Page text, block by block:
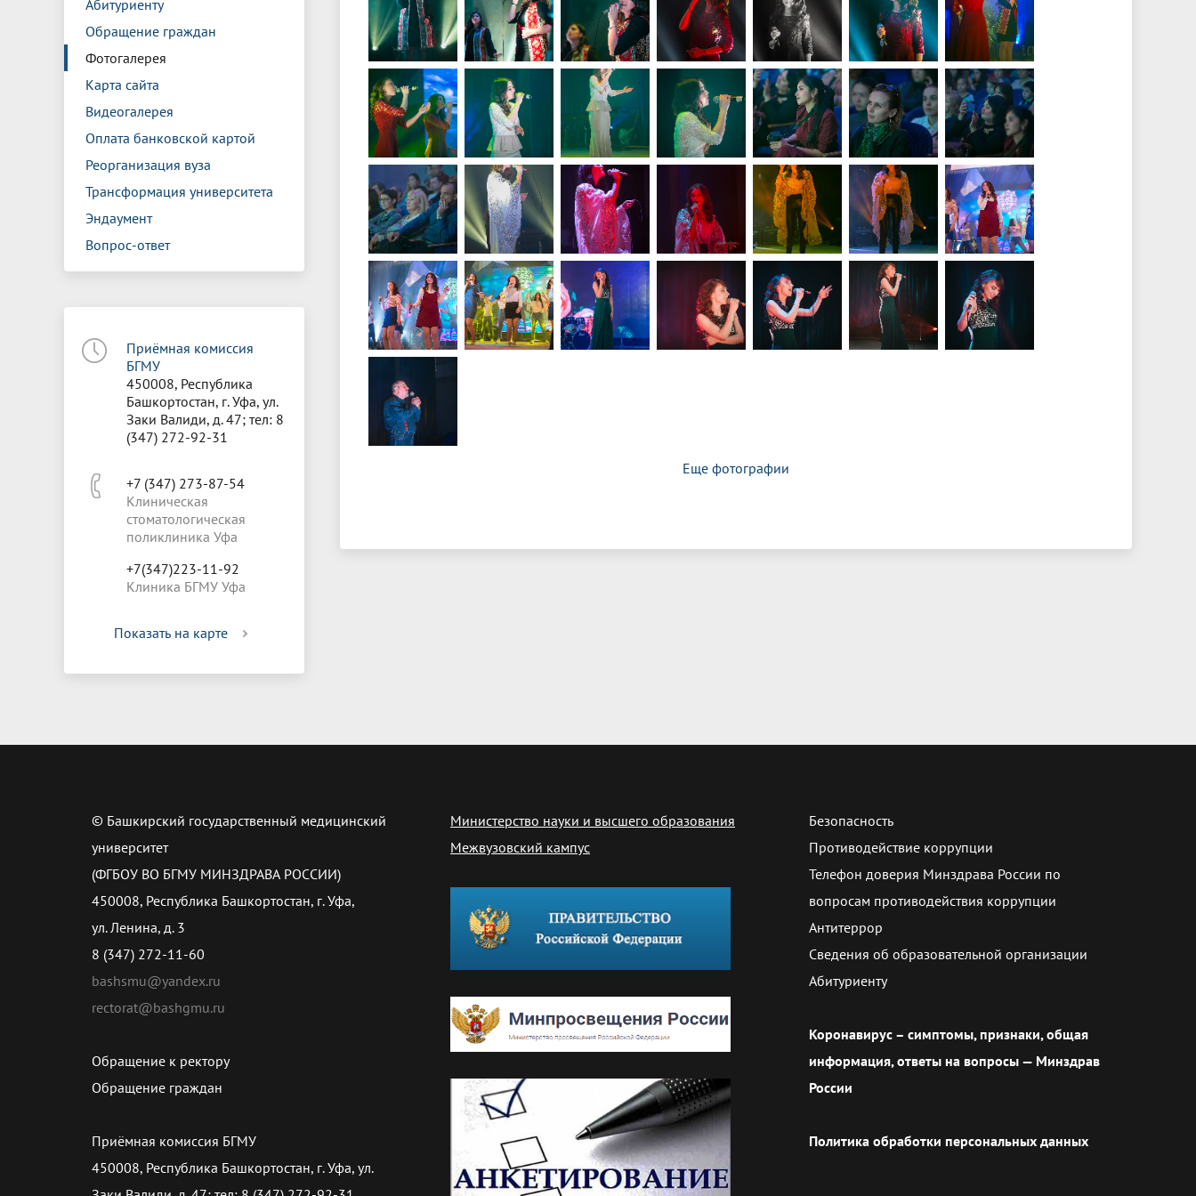
Абитуриенту
Обращение граждан
Фотогалерея
Карта сайта
Видеогалерея
Оплата банковской картой
Реорганизация вуза
Трансформация университета
Эндаумент
Вопрос-ответ
Приёмная комиссия
БГМУ
450008, Республика
Башкортостан, г. Уфа, ул.
Заки Валиди, д. 47; тел: 8
(347) 272-92-31
+7 (347) 273-87-54
Клиническая
стоматологическая
поликлиника Уфа
+7(347)223-11-92
Клиника БГМУ Уфа
Показать на карте
Еще фотографии
© Башкирский государственный медицинский
университет
(ФГБОУ ВО БГМУ МИНЗДРАВА РОССИИ)
450008, Республика Башкортостан, г. Уфа,
ул. Ленина, д. 3
8 (347) 272-11-60
bashsmu@yandex.ru
rectorat@bashgmu.ru
Обращение к ректору
Обращение граждан
Приёмная комиссия БГМУ
450008, Республика Башкортостан, г. Уфа, ул.
Министерство науки и высшего образования
Межвузовский кампус
Безопасность
Противодействие коррупции
Телефон доверия Минздрава России по
вопросам противодействия коррупции
Антитеррор
Сведения об образовательной организации
Абитуриенту
Коронавирус – симптомы, признаки, общая
информация, ответы на вопросы — Минздрав
России
Политика обработки персональных данных